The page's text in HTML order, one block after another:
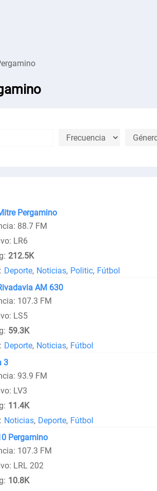
Pergamino
88.7 FM
LR6
212.5K
Deporte, Noticias, Politic, Fútbol
AM 630
107.3 FM
LS5
59.3K
Deporte, Noticias, Fútbol
3
93.9 FM
LV3
11.4K
Noticias, Deporte, Fútbol
Pergamino
107.3 FM
LRL 202
10.8K